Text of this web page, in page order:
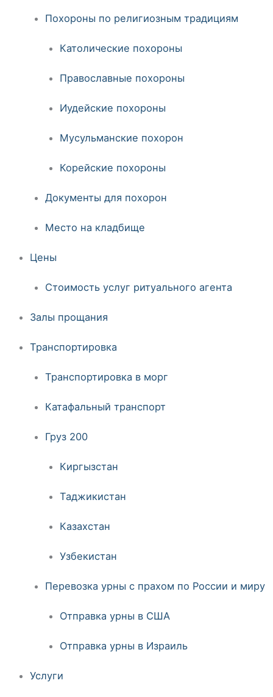
Похороны по религиозным традициям
Католические похороны
Православные похороны
Иудейские похороны
Мусульманские похорон
Корейские похороны
Документы для похорон
Место на кладбище
Цены
Стоимость услуг ритуального агента
Залы прощания
Транспортировка
Транспортировка в морг
Катафальный транспорт
Груз 200
Киргызстан
Таджикистан
Казахстан
Узбекистан
Перевозка урны с прахом по России и миру
Отправка урны в США
Отправка урны в Израиль
Услуги